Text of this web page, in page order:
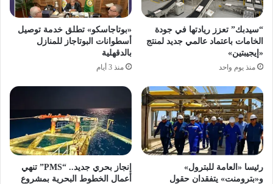
“سيدبك” تعزز ريادتها في جودة
الخامات باعتماد عالمي جديد لمنتج
«إيجيبتين»
منذ يوم واحد
«بوتاجاسكو» تطلق خدمة توصيل
أسطوانات البوتاجاز للمنازل
بالدقهلية
منذ 3 أيام
رئيسا «العامة للبترول»
و«بترومنت» يتفقدان حقول
إنجاز بحري جديد.. “PMS” تنهي
أعمال الخطوط البحرية بمشروع